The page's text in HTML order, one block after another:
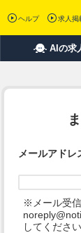
ヘルプ 求人掲
AIの求
メールアドレ
※メール受信
してください